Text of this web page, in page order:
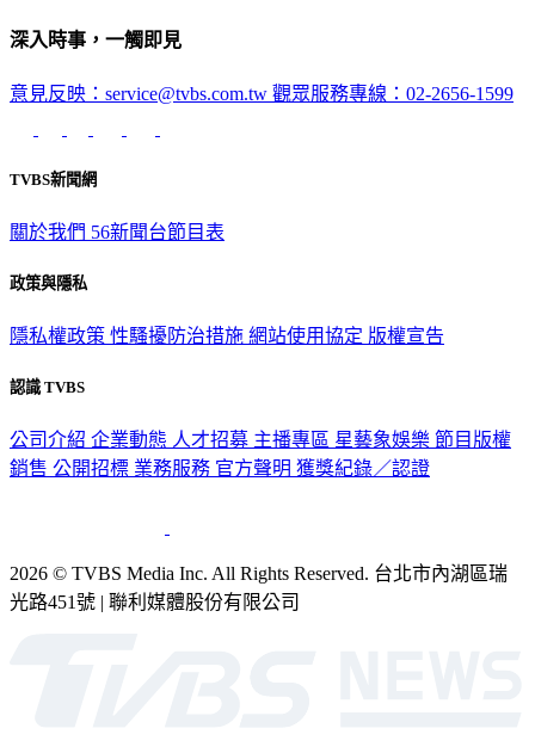
深入時事，一觸即見
意見反映：service@tvbs.com.tw 觀眾服務專線：02-2656-1599
TVBS新聞網
關於我們 56新聞台節目表
政策與隱私
隱私權政策 性騷擾防治措施 網站使用協定 版權宣告
認識 TVBS
公司介紹 企業動態 人才招募 主播專區 星藝象娛樂 節目版權
銷售 公開招標 業務服務 官方聲明 獲獎紀錄／認證
2026 © TVBS Media Inc. All Rights Reserved. 台北市內湖區瑞
光路451號 | 聯利媒體股份有限公司